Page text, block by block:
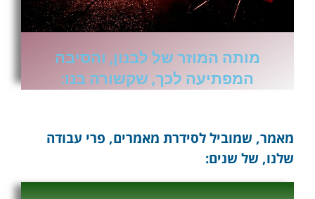
מותה המוזר של לבנון, והסיבה
המפתיעה לכך, שקשורה בנו:
מאמר, שמוביל לסידרת מאמרים, פרי עבודה
שלנו, של שנים: